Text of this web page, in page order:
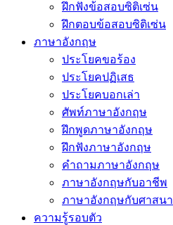
ฝึกฟังข้อสอบซิติเซ่น
ฝึกตอบข้อสอบซิติเซ่น
ภาษาอังกฤษ
ประโยคขอร้อง
ประโยคปฏิเสธ
ประโยคบอกเล่า
ศัพท์ภาษาอังกฤษ
ฝึกพูดภาษาอังกฤษ
ฝึกฟังภาษาอังกฤษ
คำถามภาษาอังกฤษ
ภาษาอังกฤษกับอาชีพ
ภาษาอังกฤษกับศาสนา
ความรู้รอบตัว